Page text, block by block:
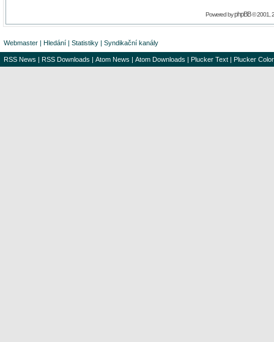
Powered byphpBB© 2001,
Webmaster | Hledání | Statistiky | Syndikační kanály
RSS News | RSS Downloads | Atom News | Atom Downloads | Plucker Text | Plucker Color